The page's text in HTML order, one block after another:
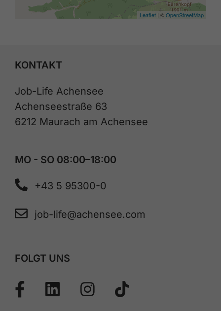
Leaflet | ©OpenStreetMap
KONTAKT
Job-Life Achensee
Achenseestraße 63
6212 Maurach am Achensee
MO - SO 08:00–18:00
+43 5 95300-0
job-life@achensee.com
FOLGT UNS